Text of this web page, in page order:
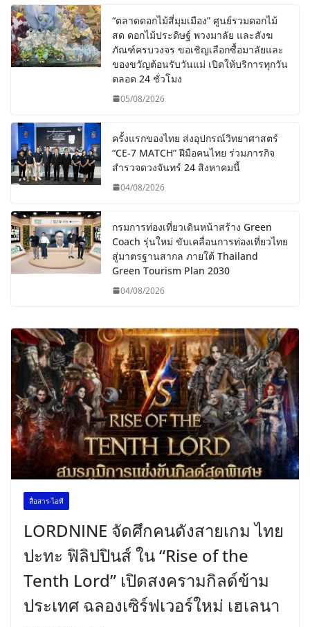
“ตลาดดอกไม้สี่มุมเมือง” ศูนย์รวมดอกไม้
สด ดอกไม้ประดิษฐ์ พวงมาลัย และสังฆ
ภัณฑ์ครบวงจร ขอเชิญเลือกซื้อมาลัยและ
ของขวัญต้อนรับวันแม่ เปิดให้บริการทุกวัน
ตลอด 24 ชั่วโมง
05/08/2026
ครั้งแรกของไทย ส่งอุปกรณ์วิทยาศาสตร์
“CE-7 MATCH” ฝีมือคนไทย ร่วมภารกิจ
สำรวจดวงจันทร์ 24 สิงหาคมนี้
04/08/2026
กรมการท่องเที่ยวเดินหน้าสร้าง Green
Coach รุ่นใหม่ ขับเคลื่อนการท่องเที่ยวไทย
สู่มาตรฐานสากล ภายใต้ Thailand
Green Tourism Plan 2030
04/08/2026
สื่อสาร-ไอที
LORDNINE จัดศึกคนดังสายเกม ไทย
ปะทะ ฟิลิปปินส์ ใน “Rise of the
Tenth Lord” เปิดสงครามกิลด์ข้าม
ประเทศ ฉลองเซิร์ฟเวอร์ใหม่ เฮเลนา